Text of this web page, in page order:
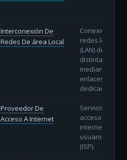
Interconexión De
Redes De área Local
Conexión de
redes locales
(LAN) de
distintas sedes
mediante
enlaces
dedicados.
Proveedor De
Acceso A Internet
Servicio de
acceso a
internet a
usuarios
(ISP).